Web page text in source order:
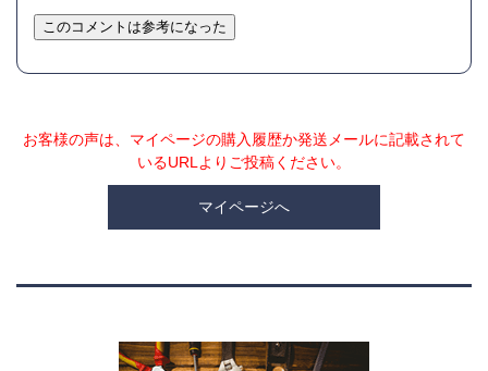
このコメントは参考になった
お客様の声は、マイページの購入履歴か発送メールに記載されて
いるURLよりご投稿ください。
マイページへ